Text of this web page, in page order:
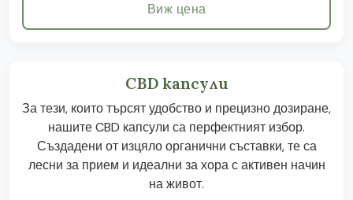
Виж цена
CBD капсули
За тези, които търсят удобство и прецизно дозиране,
нашите CBD капсули са перфектният избор.
Създадени от изцяло органични съставки, те са
лесни за прием и идеални за хора с активен начин
на живот.